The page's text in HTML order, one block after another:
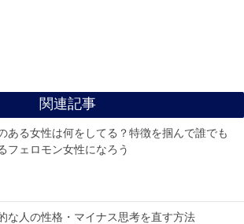
関連記事
ある女性は何をしてる？特徴を掴んで誰でも
フェロモン女性になろう
な人の性格・マイナス思考を直す方法